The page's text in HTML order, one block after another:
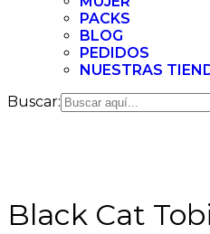
PACKS
BLOG
PEDIDOS
NUESTRAS
Buscar:
Black Cat